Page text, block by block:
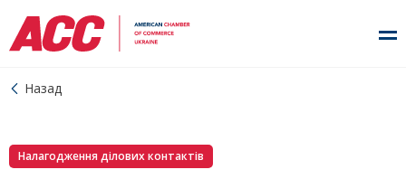
Назад
Налагодження ділових контактів